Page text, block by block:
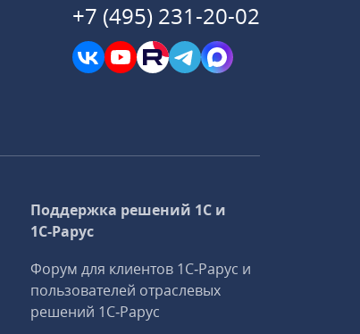
+7 (495) 231-20-02
Поддержка решений 1С и
1С‑Рарус
Форум для клиентов 1С‑Рарус и
пользователей отраслевых
решений 1С‑Рарус